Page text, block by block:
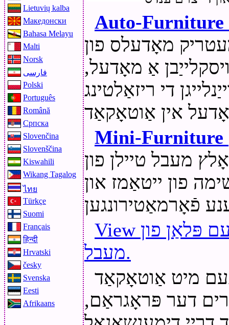
Lietuvių kalba
Македонски
Bahasa Melayu
Malti
Norsk
فارسی
Polski
Português
Română
Српска
Slovenčina
Slovenščina
Kiswahili
Wikang Tagalog
ไทย
Türkçe
Suomi
Français
हिन्दी
Hrvatski
česky
Svenska
Eesti
Afrikaans
Auto-Furniture
מאָדעלס פון
אַ מאָדעל,
די ריזאַלטינג
Mini-Furniture
מעבל טיילן פון
פון ייטאַמז און
View אַ דעמאָ פֿילם פון מגילה פֿאַר דעם פּלאַן פון
מעבל.
מיט אַוטאָקאַד
ווארים דער פּראָגראַם,